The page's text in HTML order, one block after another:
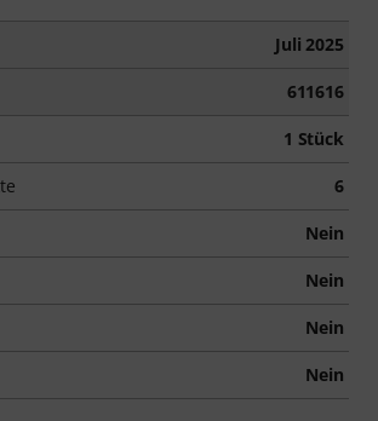
Juli 2025
611616
1 Stück
6
Nein
Nein
Nein
Nein